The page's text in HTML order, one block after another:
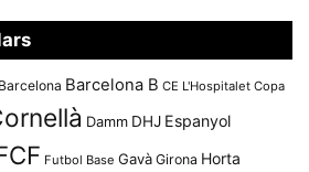
Barcelona Barcelona B CE L'Hospitalet Copa
Damm DHJ Espanyol
Futbol Base Gavà Girona Horta